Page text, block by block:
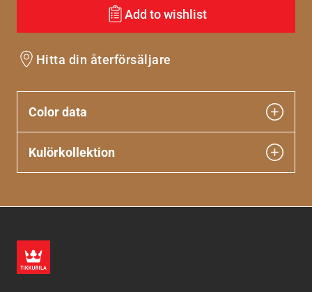
Add to wishlist
Hitta din återförsäljare
Color data
Kulörkollektion